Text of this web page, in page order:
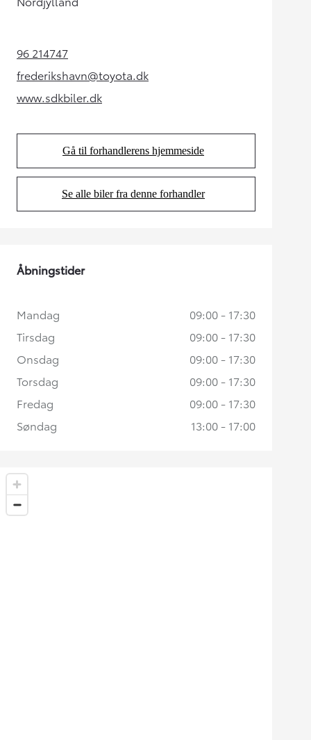
96 214747(Opens in new tab)
frederikshavn@toyota.dk
(Opens in new tab)
www.sdkbiler.dk(Opens in new tab)
Gå til forhandlerens hjemmeside
(Opens in new tab)
Se alle biler fra denne forhandler
(Opens in new tab)
Åbningstider
Mandag
09:00 - 17:30
Tirsdag
09:00 - 17:30
Onsdag
09:00 - 17:30
Torsdag
09:00 - 17:30
Fredag
09:00 - 17:30
Søndag
13:00 - 17:00